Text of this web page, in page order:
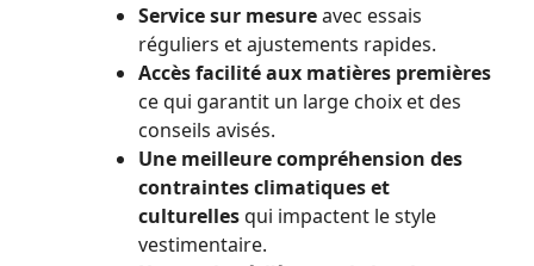
Service sur mesureavec essais
réguliers et ajustements rapides.
Accès facilité aux matières premières
ce qui garantit un large choix et des
conseils avisés.
Une meilleure compréhension des
contraintes climatiques et
culturellesqui impactent le style
vestimentaire.